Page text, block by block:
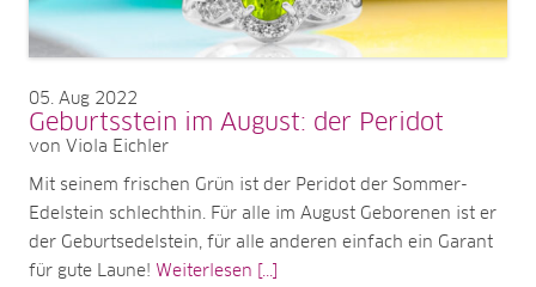
05 Aug 2022
Geburtsstein im August: der Peridot
von Viola Eichler
Mit seinem frischen Grün ist der Peridot der Sommer-
Edelstein schlechthin. Für alle im August Geborenen ist er
der Geburtsedelstein, für alle anderen einfach ein Garant
für gute Laune! Weiterlesen [...]